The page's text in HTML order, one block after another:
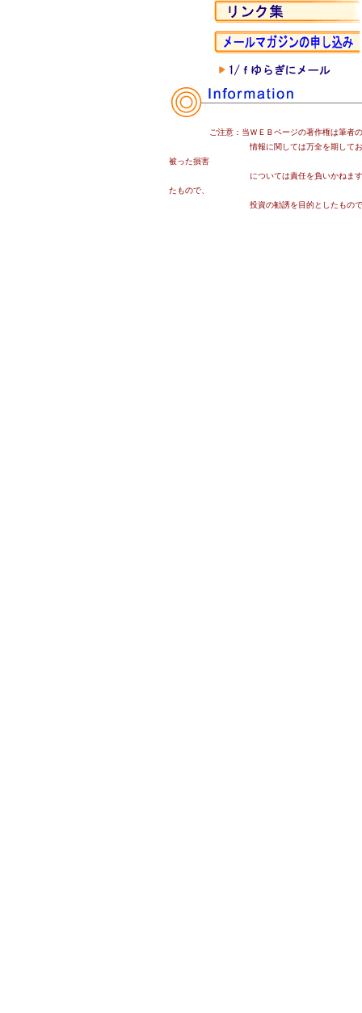
ご注意：当ＷＥＢページの著作権は筆者の1/
情報に関しては万全を期しておりますが
被った損害
については責任を負いかねます。また、
たもので、
投資の勧誘を目的としたものではありま